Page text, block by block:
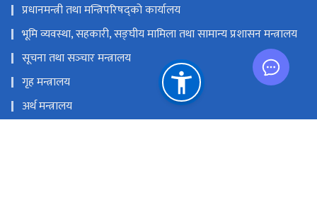
प्रधानमन्त्री तथा मन्त्रिपरिषद्को कार्यालय
भूमि व्यवस्था, सहकारी, सङ्‍घीय मामिला तथा सामान्य प्रशासन मन्त्रालय
सूचना तथा सञ्‍चार मन्त्रालय
गृह मन्त्रालय
अर्थ मन्त्रालय